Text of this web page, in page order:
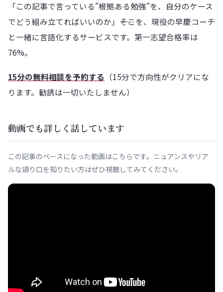
「この記事で言っている"根拠ある勉強"を、自分のケース
でどう組み立てればいいのか」――そこを、現役の早慶コーチ
と一緒に言語化するサービスです。第一志望合格率は
76%。
15分の無料相談を予約する （15分で方向性がクリアにな
ります。勧誘は一切いたしません）
動画でも詳しく話しています
この記事のベースになった動画はこちらです。ニュアンスやリア
ルな語り口を知りたい方はぜひ視聴してみてください。